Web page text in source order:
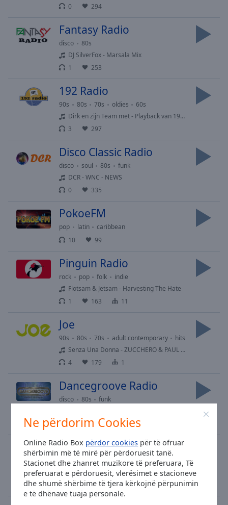
Ne përdorim Cookies
Online Radio Box përdor cookies për të ofruar
shërbimin më të mirë për përdoruesit tanë.
Stacionet dhe zhanret muzikore të preferuara, Të
preferuarat e përdoruesit, vlerësimet e stacioneve
dhe shumë shërbime të tjera kërkojnë përpunimin
e të dhënave tuaja personale.
Reset
0
294
Fantasy Radio
disco
80s
DJ SilverFox - Marsala Mix
1
253
192 Radio
90s 80s 70s oldies
60s
Dirk en zijn Team met - Playback van 1968 prt.1
3
297
Disco Classic Radio
disco soul 80s
funk
DCR - WNC - NEWS
0
335
PokoeFM
pop latin
caribbean
10
99
Pinguin Radio
rock pop folk
indie
Flotsam & Jetsam - Harvesting The Hate
1
163 11
Joe
90s 80s 70s adult contemporary
hits
Senza Una Donna - ZUCCHERO & PAUL YOUNG
4
179 1
Dancegroove Radio
disco 80s
funk
4
114
Radio Goud van Oud
pop classic rock top40 80s 70s
60s
What Fun - Right side won
1
233